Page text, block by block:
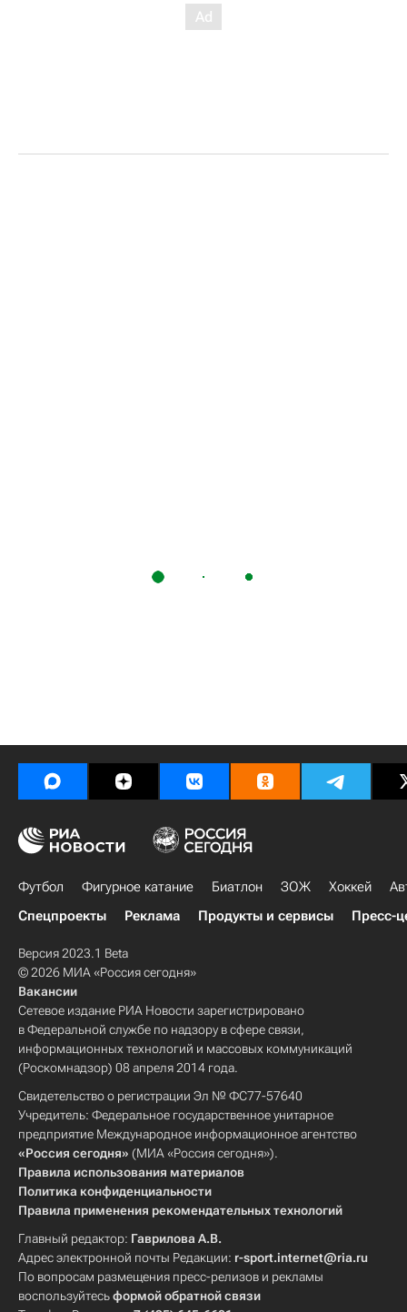
Футбол Фигурное катание Биатлон ЗОЖ Хоккей
Спецпроекты
Реклама Продукты и сервисы Пресс-
Версия 2023.1 Beta
© 2026 МИА «Россия сегодня»
Вакансии
Сетевое издание РИА Новости зарегистрировано
в Федеральной службе по надзору в сфере связи,
информационных технологий и массовых коммуникаций
(Роскомнадзор) 08 апреля 2014 года.
Свидетельство о регистрации Эл № ФС77-57640
Учредитель: Федеральное государственное унитарное
предприятие Международное информационное агентство
«Россия сегодня» (МИА «Россия сегодня»).
Правила использования материалов
Политика конфиденциальности
Правила применения рекомендательных технологий
Главный редактор: Гаврилова А.В.
Адрес электронной почты Редакции: r-sport.internet@ria.ru
По вопросам размещения пресс-релизов и рекламы
воспользуйтесьформой обратной связи